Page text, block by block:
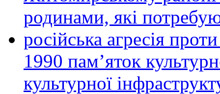
родинами, які
російська агресія
1990 пам’яток
культурної